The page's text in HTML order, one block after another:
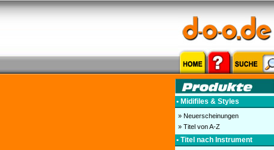
• Midifiles & Styles
» Neuerscheinungen
» Titel von A-Z
• Titel nach Instrument